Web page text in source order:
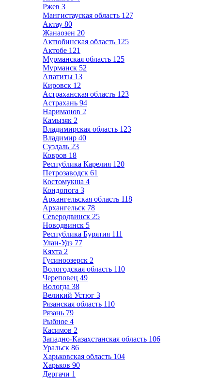
Ржев 3
Мангистауская область 127
Актау 80
Жанаозен 20
Актюбинская область 125
Актобе 121
Мурманская область 125
Мурманск 52
Апатиты 13
Кировск 12
Астраханская область 123
Астрахань 94
Нариманов 2
Камызяк 2
Владимирская область 123
Владимир 40
Суздаль 23
Ковров 18
Республика Карелия 120
Петрозаводск 61
Костомукша 4
Кондопога 3
Архангельская область 118
Архангельск 78
Северодвинск 25
Новодвинск 5
Республика Бурятия 111
Улан-Удэ 77
Кяхта 2
Гусиноозерск 2
Вологодская область 110
Череповец 49
Вологда 38
Великий Устюг 3
Рязанская область 110
Рязань 79
Рыбное 4
Касимов 2
Западно-Казахстанская область 106
Уральск 86
Харьковская область 104
Харьков 90
Дергачи 1